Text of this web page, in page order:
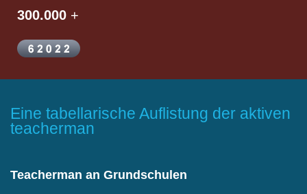
300.000 +
Eine tabellarische Auflistung der aktiven
teacherman
Teacherman an Grundschulen